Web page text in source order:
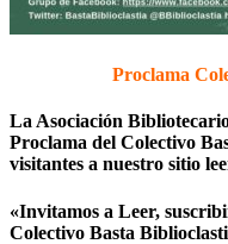
Proclama
La Asociación
Proclama del Colectivo
visitantes a nuestro sitio
«Invitamos a Leer,
Colectivo Basta